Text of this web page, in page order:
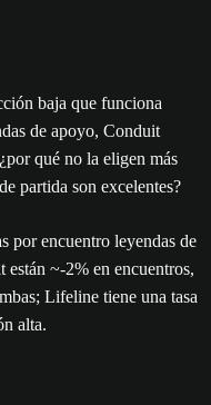
baja que funciona
de apoyo, Conduit
qué no la eligen más
partida son excelentes?